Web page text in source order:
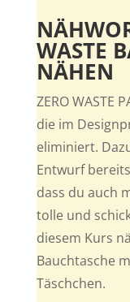
WASTE
NÄHEN
ZERO WASTE
die im
eliminiert.
Entwurf
dass du auch
tolle und
diesem Kurs
Bauchtasche
Täschchen.